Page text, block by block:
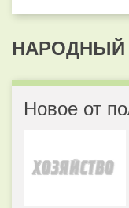
НАРОДНЫЙ
Новое от